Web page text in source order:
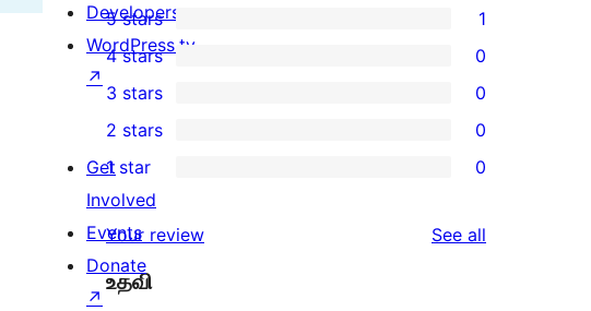
1
5-
star
review
5 stars 1
4-
star
reviews
4 stars 0
0
3-
star
reviews
3 stars 0
2-
star
reviews
2 stars 0
0
1-
star
reviews
1 star 0
Your review See all
உதவி
Developers
WordPress.tv
↗
Get
Involved
Events
Donate
↗